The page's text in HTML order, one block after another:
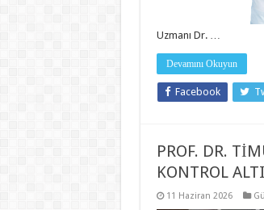
Uzmanı Dr. …
Devamını Okuyun
Facebook
PROF. DR.
KONTROL
11 Haziran 2026